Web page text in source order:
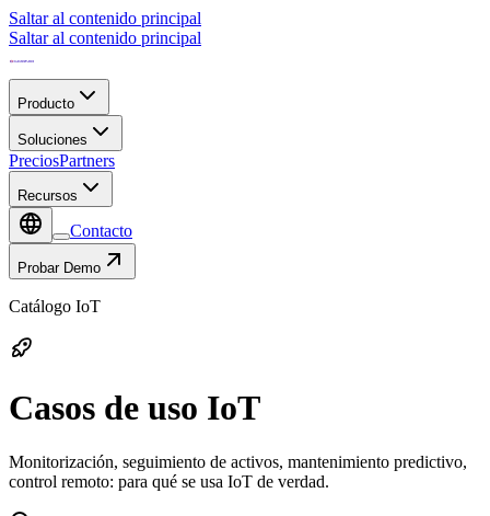
Saltar al contenido principal
Saltar al contenido principal
Producto
Soluciones
PreciosPartners
Recursos
Contacto
Probar Demo
Catálogo IoT
Casos de uso IoT
Monitorización, seguimiento de activos, mantenimiento predictivo,
control remoto: para qué se usa IoT de verdad.